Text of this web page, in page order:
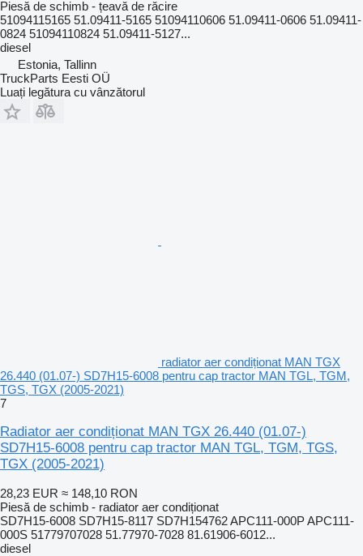
Piesă de schimb - țeavă de răcire
51094115165 51.09411-5165 51094110606 51.09411-0606 51.09411-
0824 51094110824 51.09411-5127...
diesel
Estonia, Tallinn
TruckParts Eesti OÜ
Luați legătura cu vânzătorul
radiator aer condiționat MAN TGX
26.440 (01.07-) SD7H15-6008 pentru cap tractor MAN TGL, TGM,
TGS, TGX (2005-2021)
7
Radiator aer condiționat MAN TGX 26.440 (01.07-)
SD7H15-6008 pentru cap tractor MAN TGL, TGM, TGS,
TGX (2005-2021)
28,23 EUR ≈ 148,10 RON
Piesă de schimb - radiator aer condiționat
SD7H15-6008 SD7H15-8117 SD7H154762 APC111-000P APC111-
000S 51779707028 51.77970-7028 81.61906-6012...
diesel